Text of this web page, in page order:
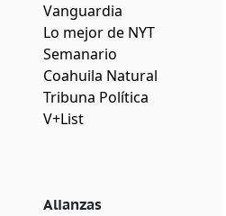
Vanguardia
Lo mejor de NYT
Semanario
Coahuila Natural
Tribuna Política
V+List
Alianzas